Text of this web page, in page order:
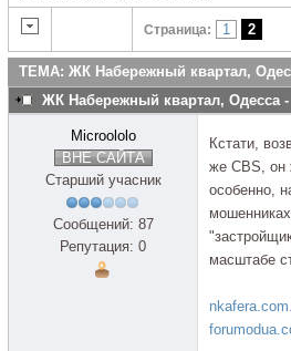
Страница: 1 2
ТЕМА: ЖК Набережный квартал,
ЖК Набережный квартал, Одесса
Microololo
ВНЕ САЙТА
Старший учасник
Сообщений: 87
Репутация: 0
Кстати,
же CBS, он
особенно,
масштабе